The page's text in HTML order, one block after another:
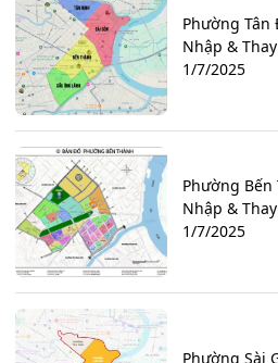
Phường Tân
Nhập &
1/7/2025
Phường
Nhập &
1/7/2025
Phường Sài